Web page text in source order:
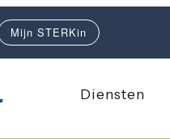
Mijn STERKin
Diensten